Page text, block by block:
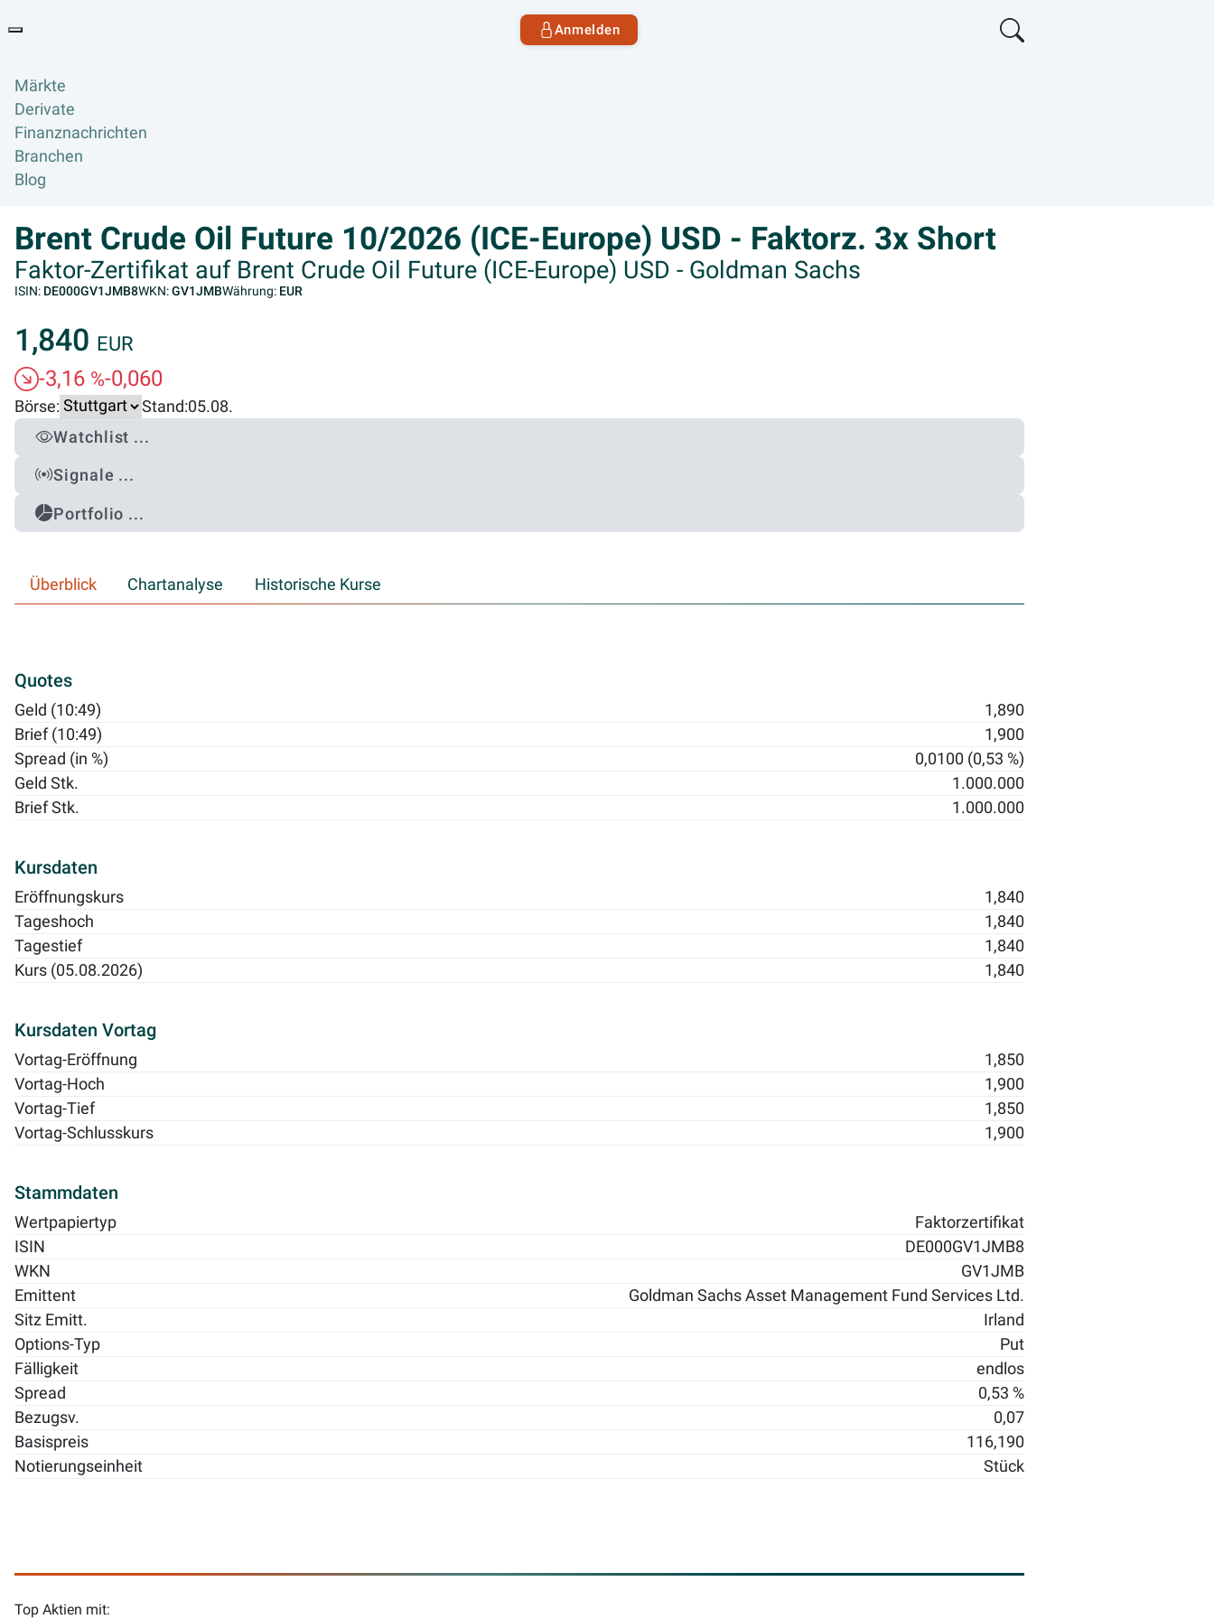
Anmelden
Märkte
Derivate
Finanznachrichten
Branchen
Blog
Brent Crude Oil Future 10/2026 (ICE-Europe) USD - Faktorz. 3x Short
Faktor-Zertifikat auf Brent Crude Oil Future (ICE-Europe) USD - Goldman Sachs
ISIN: DE000GV1JMB8WKN:GV1JMBWährung: EUR
1,840 EUR
-3,16 %-0,060
Börse: Stand:05.08.
Watchlist ...
Signale ...
Portfolio ...
Überblick Chartanalyse Historische Kurse
Quotes
Geld (10:49)
1,890
Brief (10:49)
1,900
Spread (in %)
0,0100 (0,53 %)
Geld Stk.
1.000.000
Brief Stk.
1.000.000
Kursdaten
Eröffnungskurs
1,840
Tageshoch
1,840
Tagestief
1,840
Kurs (05.08.2026)
1,840
Kursdaten Vortag
Vortag-Eröffnung
1,850
Vortag-Hoch
1,900
Vortag-Tief
1,850
Vortag-Schlusskurs
1,900
Stammdaten
Wertpapiertyp
Faktorzertifikat
ISIN
DE000GV1JMB8
WKN
GV1JMB
Emittent
Goldman Sachs Asset Management Fund Services Ltd.
Sitz Emitt.
Irland
Options-Typ
Put
Fälligkeit
endlos
Spread
0,53 %
Bezugsv.
0,07
Basispreis
116,190
Notierungseinheit
Stück
Top Aktien mit: